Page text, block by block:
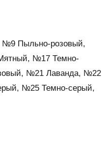
Пыльно-розовый,
№17 Темно-
№21 Лаванда, №22
№25 Темно-серый,